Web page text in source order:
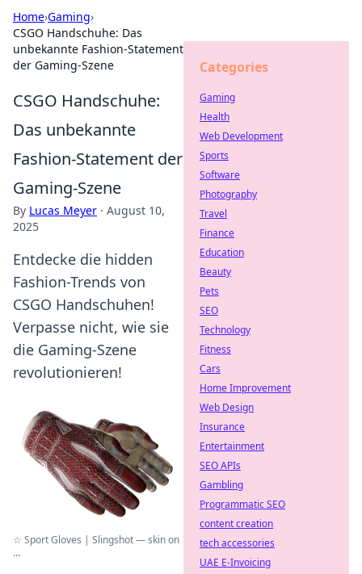
Home›Gaming›
CSGO Handschuhe: Das
unbekannte Fashion-Statement
der Gaming-Szene
CSGO Handschuhe:
Das unbekannte
Fashion-Statement der
Gaming-Szene
By Lucas Meyer · August 10,
2025
Entdecke die hidden
Fashion-Trends von
CSGO Handschuhen!
Verpasse nicht, wie sie
die Gaming-Szene
revolutionieren!
☆ Sport Gloves | Slingshot — skin on
...
Categories
Gaming
Health
Web Development
Sports
Software
Photography
Travel
Finance
Education
Beauty
Pets
SEO
Technology
Fitness
Cars
Home Improvement
Web Design
Insurance
Entertainment
SEO APIs
Gambling
Programmatic SEO
content creation
tech accessories
UAE E-Invoicing